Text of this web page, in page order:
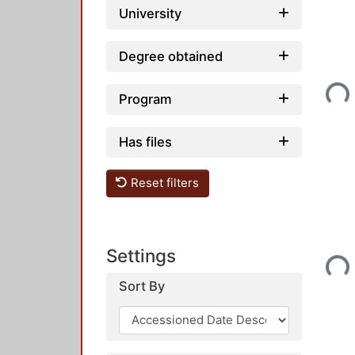
University
Degree obtained
Program
Has files
Reset filters
Settings
Sort By
Loading...
Loading...